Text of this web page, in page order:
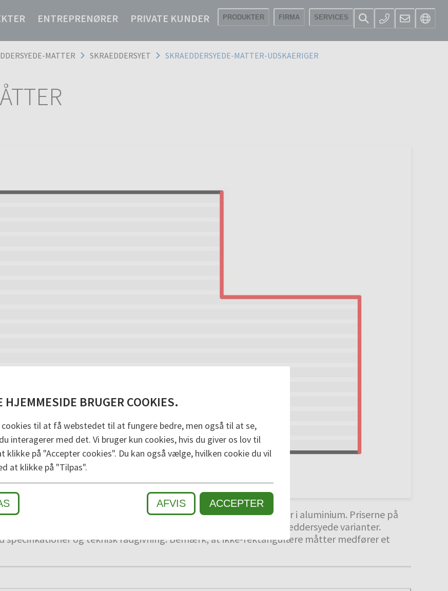
HJEMMESIDE BRUGER COOKIES.
cookies til at få webstedet til at fungere bedre, men også til at se,
interagerer med det. Vi bruger kun cookies, hvis du giver os lov til
klikke på "Accepter cookies". Du kan også vælge, hvilken cookie du vil
at klikke på "Tilpas".
AFVIS ACCEPTER
ENTREPRENØRER PRIVATE KUNDER PRODUKTER FIRMA SERVICES
MATTER SKRAEDDERSYET SKRAEDDERSYEDE-MATTER-UDSKAERIGER
og opdelingsmuligheder med GEGGUS' indgangsmåtteprodukter i aluminium. Priserne på
Vi giver gerne et detaljeret tilbud med tegninger på skræddersyede varianter.
specifikationer og teknisk rådgivning. Bemærk, at ikke-rektangulære måtter medfører et